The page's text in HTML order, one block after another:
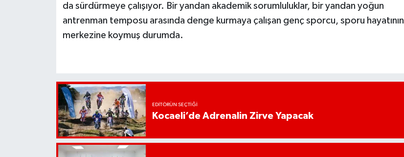
da sürdürmeye çalışıyor. Bir yandan akademik sorumluluklar, bir yandan yoğun
antrenman temposu arasında denge kurmaya çalışan genç sporcu, sporu hayatının
merkezine koymuş durumda.
EDITÖRÜN SEÇTIĞI
Kocaeli’de Adrenalin Zirve Yapacak